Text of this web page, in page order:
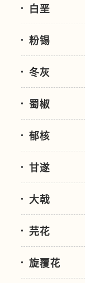
白垩
粉锡
冬灰
蜀椒
郁核
甘遂
大戟
芫花
旋覆花